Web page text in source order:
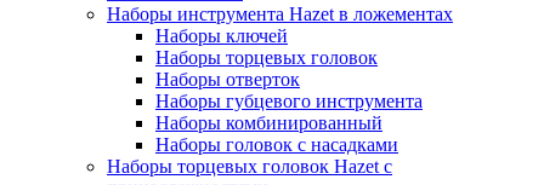
Наборы инструмента Hazet в ложементах
Наборы ключей
Наборы торцевых головок
Наборы отверток
Наборы губцевого инструмента
Наборы комбинированный
Наборы головок с насадками
Наборы торцевых головок Hazet с